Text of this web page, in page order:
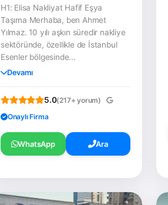
H1: Elisa Nakliyat Hafif Eşya
Taşıma Merhaba, ben Ahmet
Yılmaz. 10 yılı aşkın süredir nakliye
sektöründe, özellikle de İstanbul
Esenler bölgesinde...
Devamı
5.0(217+ yorum)
Onaylı Firma
WhatsApp Ara